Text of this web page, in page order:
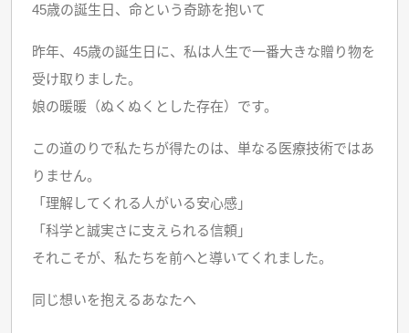
45歳の誕生日、命という奇跡を抱いて
昨年、45歳の誕生日に、私は人生で一番大きな贈り物を
受け取りました。
娘の暖暖（ぬくぬくとした存在）です。
この道のりで私たちが得たのは、単なる医療技術ではあ
りません。
「理解してくれる人がいる安心感」
「科学と誠実さに支えられる信頼」
それこそが、私たちを前へと導いてくれました。
同じ想いを抱えるあなたへ